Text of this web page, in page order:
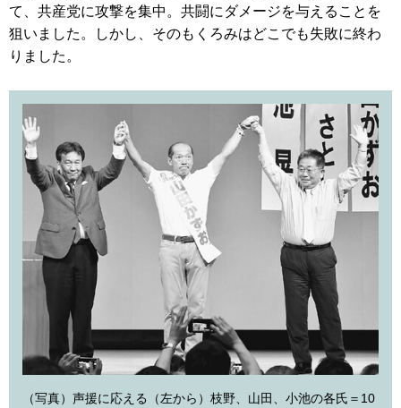
て、共産党に攻撃を集中。共闘にダメージを与えることを
狙いました。しかし、そのもくろみはどこでも失敗に終わ
りました。
（写真）声援に応える（左から）枝野、山田、小池の各氏＝10